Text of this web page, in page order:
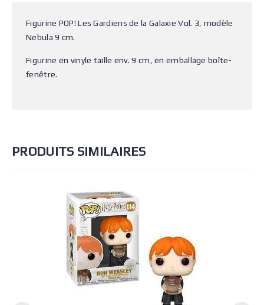
Figurine POP! Les Gardiens de la Galaxie Vol. 3, modèle
Nebula 9 cm.
Figurine en vinyle taille env. 9 cm, en emballage boîte-
fenêtre.
PRODUITS SIMILAIRES